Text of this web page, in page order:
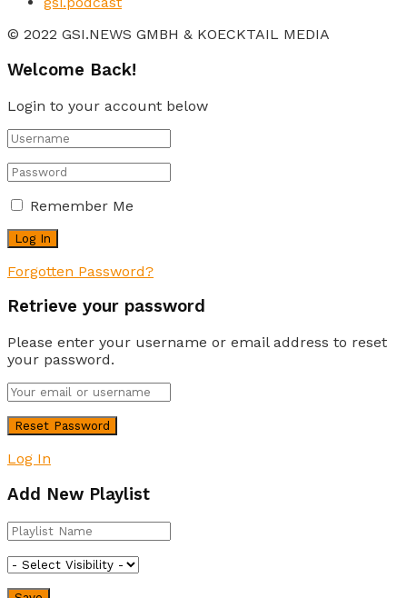
© 2022 GSI.NEWS GMBH & KOECKTAIL MEDIA
Welcome Back!
Login to your account below
Remember Me
Forgotten Password?
Retrieve your password
Please enter your username or email address to reset
your password.
Log In
Add New Playlist